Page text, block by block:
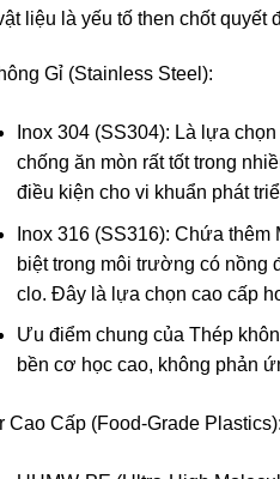
liệu là yếu tố then chốt
Gỉ (Stainless Steel):
Inox 304 (SS304): Là lựa
chống ăn mòn rất tốt trong
điều kiện cho vi khuẩn phát
Inox 316 (SS316): Chứa
biệt trong môi trường có nồng
clo. Đây là lựa chọn cao cấp
Ưu điểm chung của Thép
bền cơ học cao, không phản
Cao Cấp (Food-Grade Plastics):